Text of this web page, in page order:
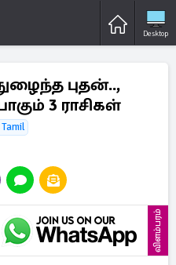
Desktop
புதன்..,
3 ராசிகள்
விளம்பரம்